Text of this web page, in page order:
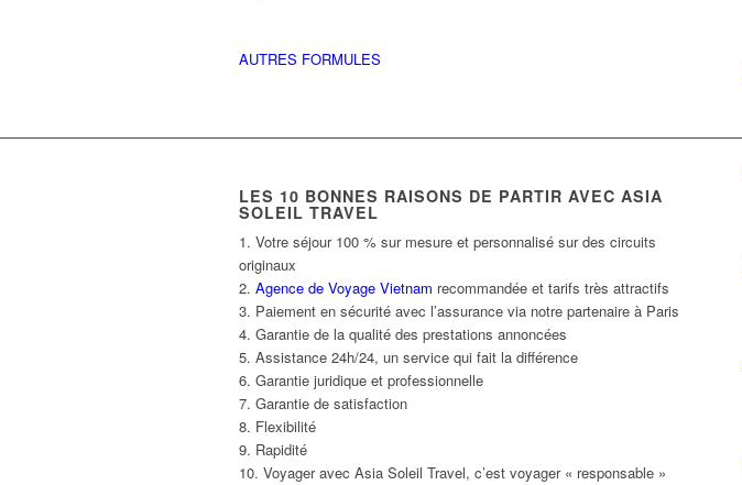
AUTRES FORMULES
LES 10 BONNES RAISONS DE PARTIR AVEC ASIA
SOLEIL TRAVEL
1. Votre séjour 100 % sur mesure et personnalisé sur des circuits
originaux
2. Agence de Voyage Vietnam recommandée et tarifs très attractifs
3. Paiement en sécurité avec l’assurance via notre partenaire à Paris
4. Garantie de la qualité des prestations annoncées
5. Assistance 24h/24, un service qui fait la différence
6. Garantie juridique et professionnelle
7. Garantie de satisfaction
8. Flexibilité
9. Rapidité
10. Voyager avec Asia Soleil Travel, c’est voyager « responsable »